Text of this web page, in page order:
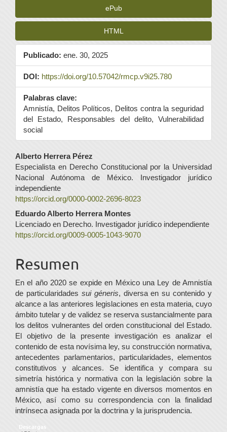
ePub
HTML
Publicado: ene. 30, 2025
DOI: https://doi.org/10.57042/rmcp.v9i25.780
Palabras clave:
Amnistía, Delitos Políticos, Delitos contra la seguridad
del Estado, Responsables del delito, Vulnerabilidad
social
Contenido
principal
del
artículo
Alberto Herrera Pérez
Especialista en Derecho Constitucional por la Universidad
Nacional Autónoma de México. Investigador jurídico
independiente
https://orcid.org/0000-0002-2696-8023
Eduardo Alberto Herrera Montes
Licenciado en Derecho. Investigador jurídico independiente
https://orcid.org/0009-0005-1043-9070
Resumen
En el año 2020 se expide en México una Ley de Amnistía
de particularidades sui géneris, diversa en su contenido y
alcance a las anteriores legislaciones en esta materia, cuyo
ámbito tutelar y de validez se reserva sustancialmente para
los delitos vulnerantes del orden constitucional del Estado.
El objetivo de la presente investigación es analizar el
contenido de esta novísima ley, su construcción normativa,
antecedentes parlamentarios, particularidades, elementos
constitutivos y alcances. Se identifica y compara su
simetría histórica y normativa con la legislación sobre la
amnistía que ha estado vigente en diversos momentos en
México, así como su correspondencia con la finalidad
intrínseca asignada por la doctrina y la jurisprudencia.
Descargas